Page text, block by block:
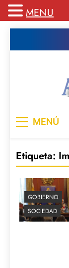
MENÚ
Etiqueta:
GOBIERNO
SOCIEDAD
MENU